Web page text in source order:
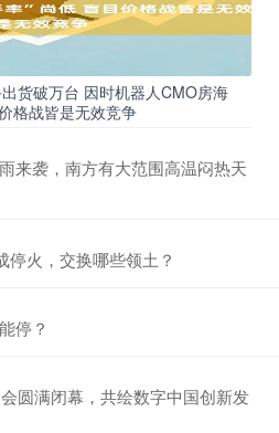
货破万台 因时机器人CMO房海
格战皆是无效竞争
来袭，南方有大范围高温闷热天
停火，交换哪些领土？
停？
圆满闭幕，共绘数字中国创新发